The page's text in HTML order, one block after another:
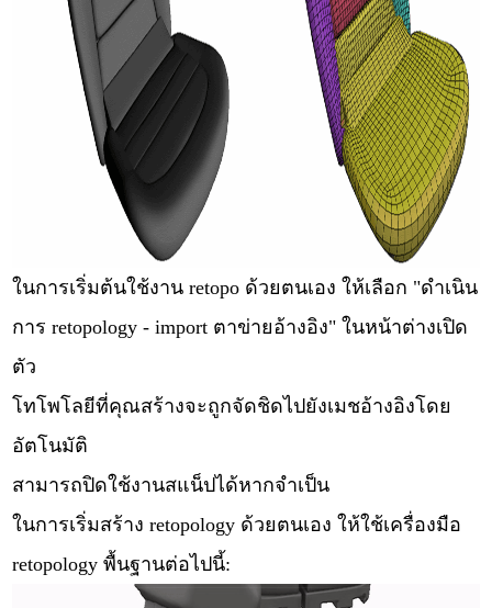
ในการเริ่มต้นใช้งาน retopo ด้วยตนเอง ให้เลือก "ดำเนิน
การ retopology - import ตาข่ายอ้างอิง" ในหน้าต่างเปิด
ตัว
โทโพโลยีที่คุณสร้างจะถูกจัดชิดไปยังเมชอ้างอิงโดย
อัตโนมัติ
สามารถปิดใช้งานสแน็ปได้หากจำเป็น
ในการเริ่มสร้าง retopology ด้วยตนเอง ให้ใช้เครื่องมือ
retopology พื้นฐานต่อไปนี้: